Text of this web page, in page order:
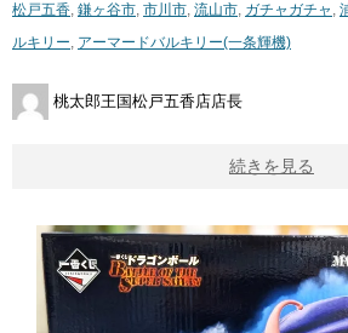
松戸五香, 鎌ヶ谷市, 市川市, 流山市, ガチャガチャ ,
ルキリー, アーマードバルキリー(一条輝機)
桃太郎王国松戸五香店店長
続きを見る